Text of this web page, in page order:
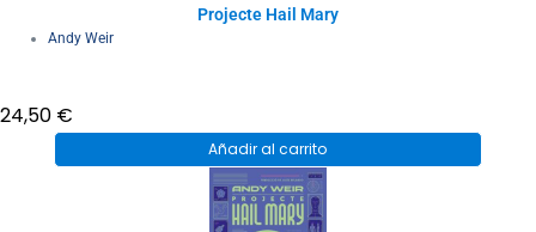
Projecte Hail Mary
Andy Weir
24,50 €
Añadir al carrito